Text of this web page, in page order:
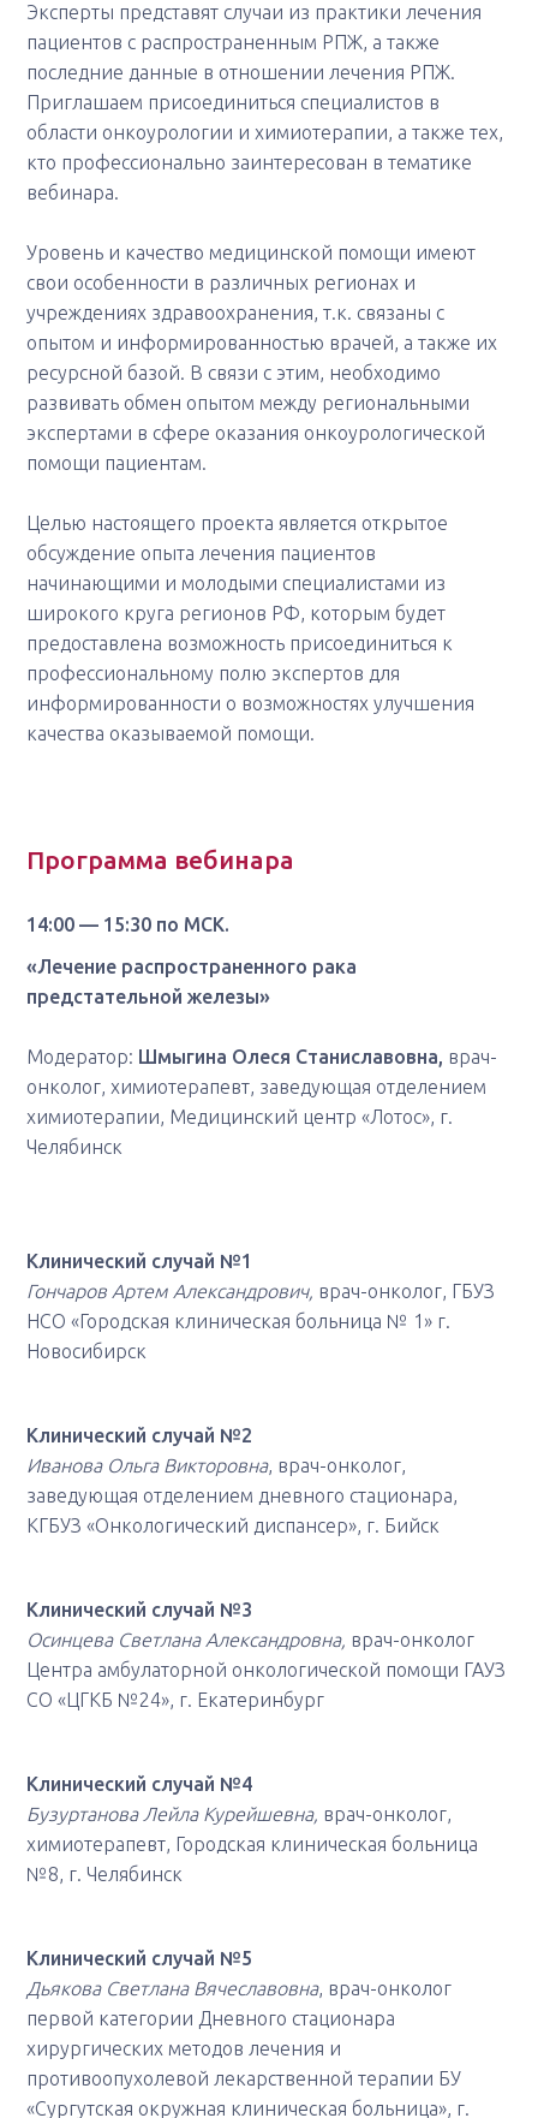
Эксперты представят случаи из практики лечения
пациентов с распространенным РПЖ, а также
последние данные в отношении лечения РПЖ.
Приглашаем присоединиться специалистов в
области онкоурологии и химиотерапии, а также тех,
кто профессионально заинтересован в тематике
вебинара.
Уровень и качество медицинской помощи имеют
свои особенности в различных регионах и
учреждениях здравоохранения, т.к. связаны с
опытом и информированностью врачей, а также их
ресурсной базой. В связи с этим, необходимо
развивать обмен опытом между региональными
экспертами в сфере оказания онкоурологической
помощи пациентам.
Целью настоящего проекта является открытое
обсуждение опыта лечения пациентов
начинающими и молодыми специалистами из
широкого круга регионов РФ, которым будет
предоставлена возможность присоединиться к
профессиональному полю экспертов для
информированности о возможностях улучшения
качества оказываемой помощи.
Программа вебинара
14:00 — 15:30 по МСК.
«Лечение распространенного рака
предстательной железы»
Модератор: Шмыгина Олеся Станиславовна, врач-
онколог, химиотерапевт, заведующая отделением
химиотерапии, Медицинский центр «Лотос», г.
Челябинск
Клинический случай №1
Гончаров Артем Александрович, врач-онколог, ГБУЗ
НСО «Городская клиническая больница № 1» г.
Новосибирск
Клинический случай №2
Иванова Ольга Викторовна, врач-онколог,
заведующая отделением дневного стационара,
КГБУЗ «Онкологический диспансер», г. Бийск
Клинический случай №3
Осинцева Светлана Александровна, врач-онколог
Центра амбулаторной онкологической помощи ГАУЗ
СО «ЦГКБ №24», г. Екатеринбург
Клинический случай №4
Бузуртанова Лейла Курейшевна, врач-онколог,
химиотерапевт, Городская клиническая больница
№8, г. Челябинск
Клинический случай №5
Дьякова Светлана Вячеславовна, врач-онколог
первой категории Дневного стационара
хирургических методов лечения и
противоопухолевой лекарственной терапии БУ
«Сургутская окружная клиническая больница», г.